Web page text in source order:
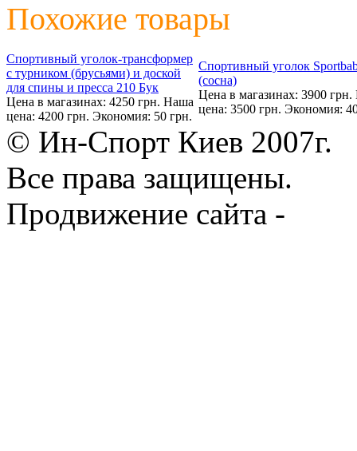
Похожие товары
Спортивный уголок-трансформер
с турником (брусьями) и доской
для спины и пресса 210 Бук
Цена в магазинах: 4250 грн. Наша
цена: 4200 грн. Экономия: 50 грн.
Спортивный уголок
(сосна)
Цена в магазинах: 3900 грн.
цена: 3500 грн. Экономия:
© Ин-Спорт Киев 2007г.
Все права защищены.
Продвижение сайта -